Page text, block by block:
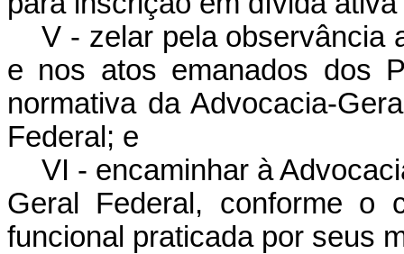
V - zelar pela observância
e nos atos emanados dos
normativa da Advocacia-
Federal; e
VI - encaminhar à
Geral Federal, conforme o
funcional praticada por seus